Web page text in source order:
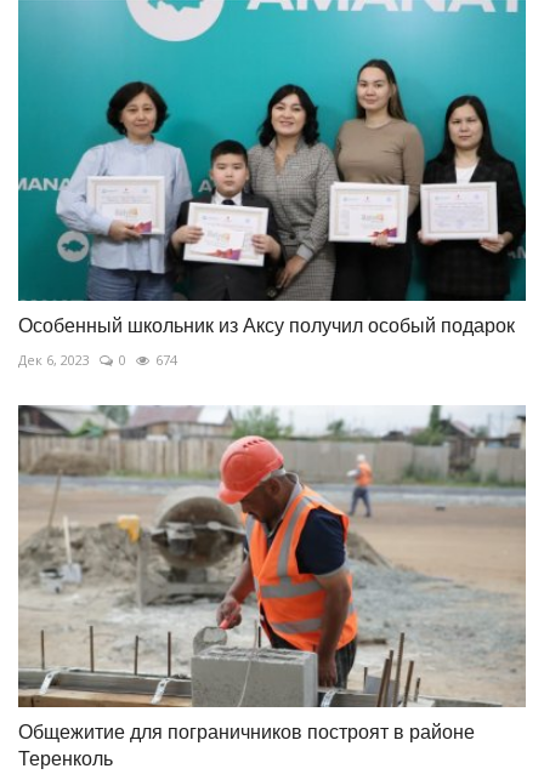
Особенный школьник из Аксу получил особый подарок
Дек 6, 2023 0 674
Общежитие для пограничников построят в районе
Теренколь